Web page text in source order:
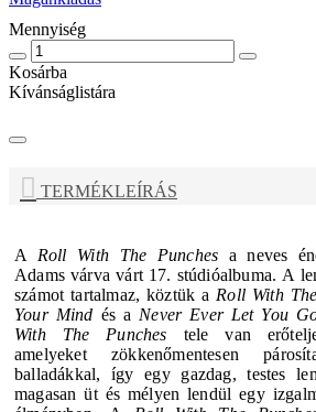
Mennyiség
Kosárba
Kívánságlistára
TERMÉKLEÍRÁS
A Roll With The Punches a neves
Adams várva várt 17. stúdióalbuma. A
számot tartalmaz, köztük a Roll With
Your Mind és a Never Ever Let You
With The Punches tele van
amelyeket zökkenőmentesen
balladákkal, így egy gazdag, testes
magasan üt és mélyen lendül egy